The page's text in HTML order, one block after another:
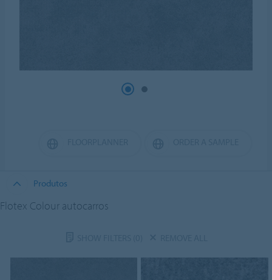
Produtos
Flotex Colour autocarros